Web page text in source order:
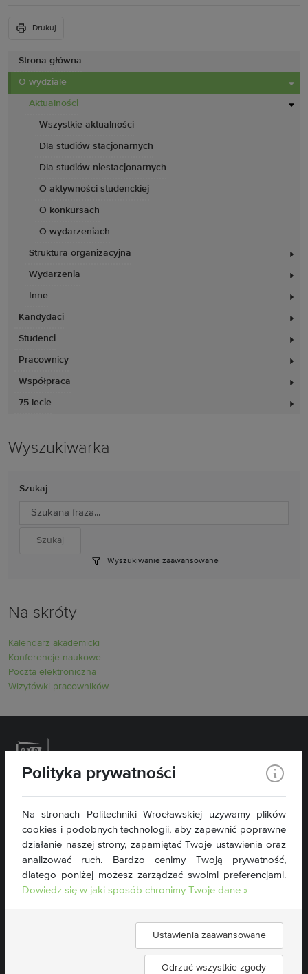
Strona główna
O wydziale
Aktualności
Wszystkie aktualności
Dla studiów stacjonarnych
Dla studiów niestacjonarnych
O aktywności studenckiej
O konkursach
O wydarzeniach
Struktura organizacyjna
Wydarzenia
Inne
Kandydaci
Studenci
Pracownicy
Współpraca
75-lecie
Wyszukiwarka
Szukaj
Wyszukiwanie zaawansowane
Na skróty
Kalendarz akademicki
Konferencje naukowe
Poczta elektroniczna
Wizytówki pracowników
Drukuj
Wydział Inżynierii Środowiska
Plac Grunwaldzki 13
50-377 Wrocław
tel. 71 320 46 76
wis@pwr.edu.pl
NIP: 896-000-58-51
Polityka prywatności
Na stronach Politechniki Wrocławskiej używamy plików
cookies i podobnych technologii, aby zapewnić poprawne
działanie naszej strony, zapamiętać Twoje ustawienia oraz
analizować ruch. Bardzo cenimy Twoją prywatność,
dlatego poniżej możesz zarządzać swoimi preferencjami.
Dowiedz się w jaki sposób chronimy Twoje dane »
Ustawienia zaawansowane
Odrzuć wszystkie zgody